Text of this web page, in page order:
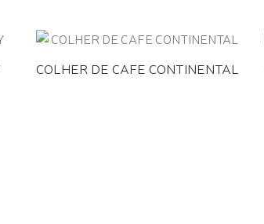
COLHER DE CAFE CONTINENTAL